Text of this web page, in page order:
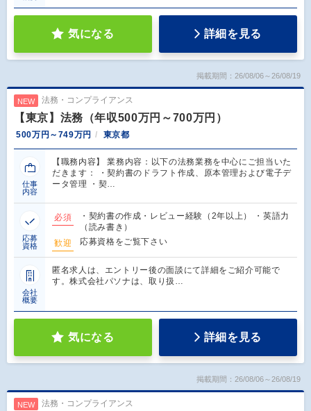
気になる 詳細を見る
掲載期間：26/08/06～26/08/19
NEW 法務・コンプライアンス
【東京】法務（年収500万円～700万円）
500万円～749万円 東京都
仕事
内容
【職務内容】 業務内容：以下の法務業務を中心にご担当いた
だきます： ・契約書のドラフト作成、原本管理および電子デ
ータ管理 ・契…
応募
資格
必須
・契約書の作成・レビュー経験（2年以上） ・英語力
（読み書き）
歓迎
応募資格をご覧下さい
会社
概要
匿名求人は、エントリー後の面談にて詳細をご紹介可能で
す。株式会社パソナは、取り扱…
気になる 詳細を見る
掲載期間：26/08/06～26/08/19
NEW 法務・コンプライアンス